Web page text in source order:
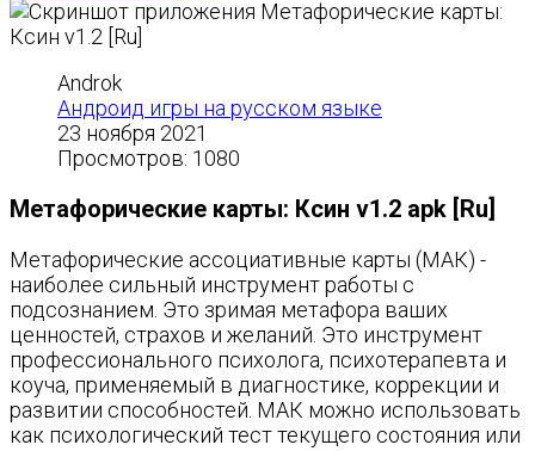
Androk
Андроид игры на русском языке
23 ноября 2021
Просмотров: 1080
Метафорические карты: Ксин v1.2 apk [Ru]
Метафорические ассоциативные карты (МАК) -
наиболее сильный инструмент работы с
подсознанием. Это зримая метафора ваших
ценностей, страхов и желаний. Это инструмент
профессионального психолога, психотерапевта и
коуча, применяемый в диагностике, коррекции и
развитии способностей. МАК можно использовать
как психологический тест текущего состояния или